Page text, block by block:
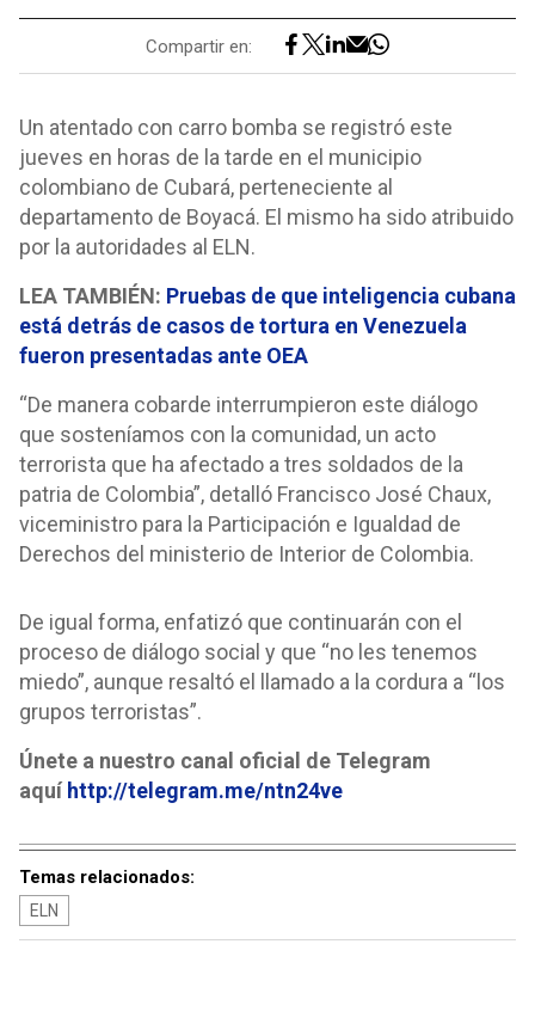
Compartir en:
Un atentado con carro bomba se registró este
jueves en horas de la tarde en el municipio
colombiano de Cubará, perteneciente al
departamento de Boyacá. El mismo ha sido atribuido
por la autoridades al ELN.
LEA TAMBIÉN: Pruebas de que inteligencia cubana
está detrás de casos de tortura en Venezuela
fueron presentadas ante OEA
“De manera cobarde interrumpieron este diálogo
que sosteníamos con la comunidad, un acto
terrorista que ha afectado a tres soldados de la
patria de Colombia”, detalló Francisco José Chaux,
viceministro para la Participación e Igualdad de
Derechos del ministerio de Interior de Colombia.
De igual forma, enfatizó que continuarán con el
proceso de diálogo social y que “no les tenemos
miedo”, aunque resaltó el llamado a la cordura a “los
grupos terroristas”.
Únete a nuestro canal oficial de Telegram
aquí http://telegram.me/ntn24ve
Temas relacionados:
ELN